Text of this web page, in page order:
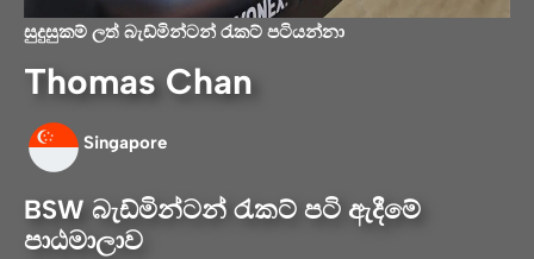
සුදුසුකම් ලත් බැඩ්මින්ටන් රැකට් පටියන්නා
Thomas Chan
Singapore
BSW බැඩ්මින්ටන් රැකට් පටි ඇදීමේ
පාඨමාලාව